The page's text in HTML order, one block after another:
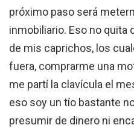
próximo paso será
inmobiliario. Eso no quita
de mis caprichos, los
fuera, comprarme una
me partí la clavícula el
eso soy un tío bastante
presumir de dinero ni